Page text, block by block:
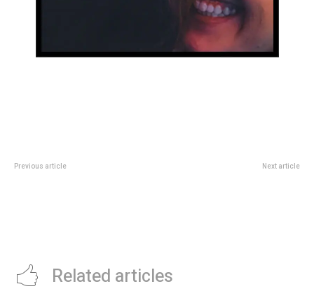
Previous article Next article
Related articles